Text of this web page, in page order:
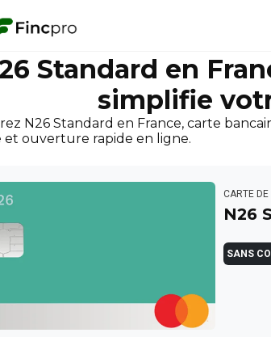
Standard en
simplifie
N26 Standard en France, carte
et ouverture rapide en ligne.
CARTE DE
N26
SANS